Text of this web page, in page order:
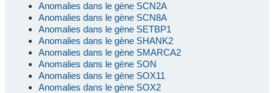
Anomalies dans le gène SCN2A
Anomalies dans le gène SCN8A
Anomalies dans le gène SETBP1
Anomalies dans le gène SHANK2
Anomalies dans le gène SMARCA2
Anomalies dans le gène SON
Anomalies dans le gène SOX11
Anomalies dans le gène SOX2